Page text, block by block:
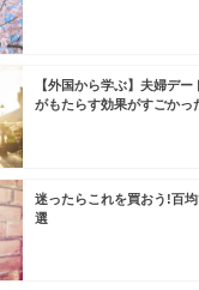
【外国から学ぶ】夫婦デ
がもたらす効果がすごかっ
迷ったらこれを買おう!百
選